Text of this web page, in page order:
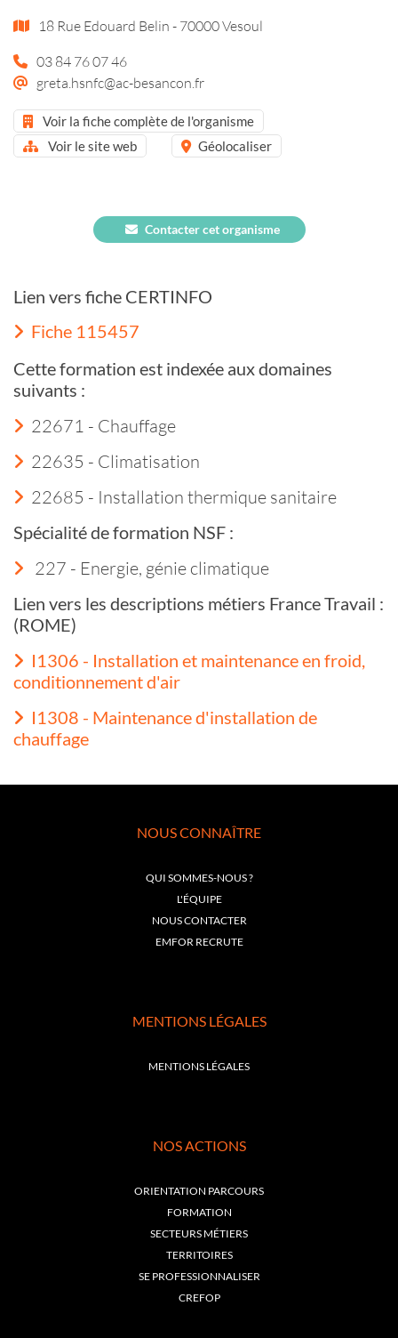
18 Rue Edouard Belin - 70000 Vesoul
03 84 76 07 46
greta.hsnfc@ac-besancon.fr
Voir la fiche complète de l'organisme
Voir le site web
Géolocaliser
Contacter cet organisme
Lien vers fiche CERTINFO
Fiche 115457
Cette formation est indexée aux domaines
suivants :
22671 - Chauffage
22635 - Climatisation
22685 - Installation thermique sanitaire
Spécialité de formation NSF :
227 - Energie, génie climatique
Lien vers les descriptions métiers France Travail :
(ROME)
I1306 - Installation et maintenance en froid,
conditionnement d'air
I1308 - Maintenance d'installation de
chauffage
NOUS CONNAÎTRE
QUI SOMMES-NOUS ?
L'ÉQUIPE
NOUS CONTACTER
EMFOR RECRUTE
MENTIONS LÉGALES
MENTIONS LÉGALES
NOS ACTIONS
ORIENTATION PARCOURS
FORMATION
SECTEURS MÉTIERS
TERRITOIRES
SE PROFESSIONNALISER
CREFOP